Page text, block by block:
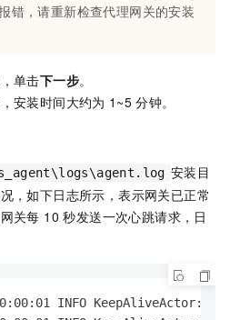
错，请重新检查代理网关的安装
单击下一步。
安装时间大约为 1~5 分钟。
安装目
，如下日志所示，表示网关已正常
关每 10 秒发送一次心跳请求，日
INFO